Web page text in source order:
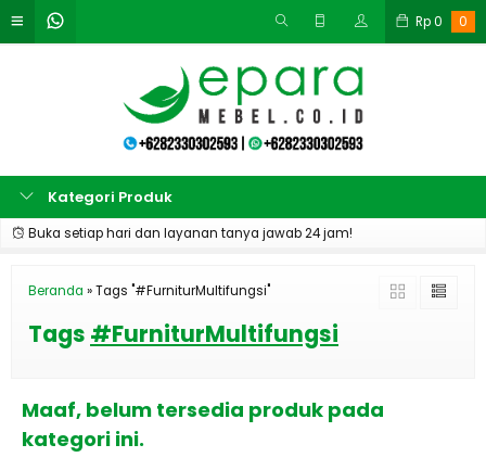
Rp0 0
Kategori Produk
Buka setiap hari dan layanan tanya jawab 24 jam!
Beranda »Tags "#FurniturMultifungsi"
Tags #FurniturMultifungsi
Maaf, belum tersedia produk pada
kategori ini.